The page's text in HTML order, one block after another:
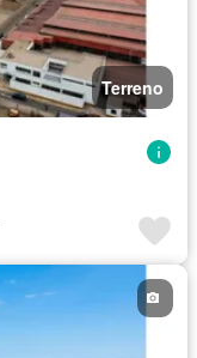
Terreno